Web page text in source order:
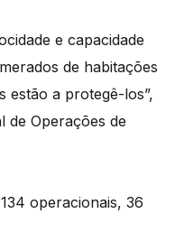
e capacidade
de habitações
estão a protegê-los”,
de Operações de
operacionais, 36